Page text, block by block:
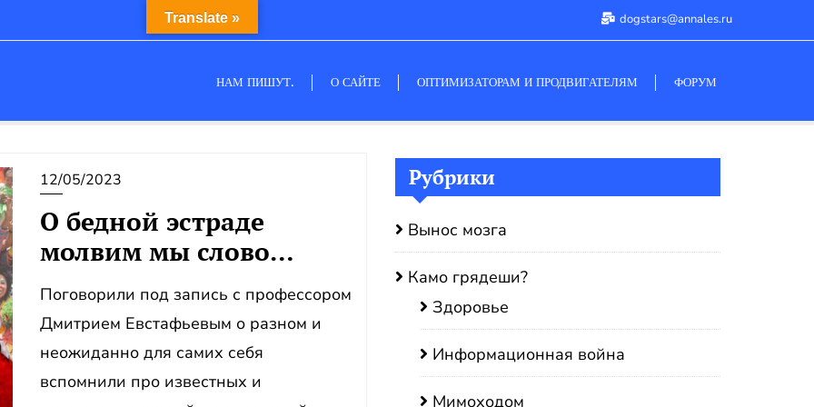
dogstars@annales.ru
НАМ ПИШУТ. О САЙТЕ ОПТИМИЗАТОРАМ И ПРОДВИГАТЕЛЯМ ФОРУМ
12/05/2023
О бедной эстраде
молвим мы слово…
Поговорили под запись с профессором
Дмитрием Евстафьевым о разном и
неожиданно для самих себя
вспомнили про известных и
Рубрики
Вынос мозга
Камо грядеши?
Здоровье
Информационная война
Мимоходом
Translate »